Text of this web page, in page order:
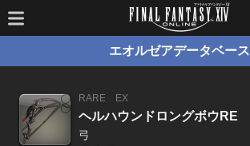
エオルゼアデータベース
RARE
EX
ヘルハウンドロングボウRE
弓